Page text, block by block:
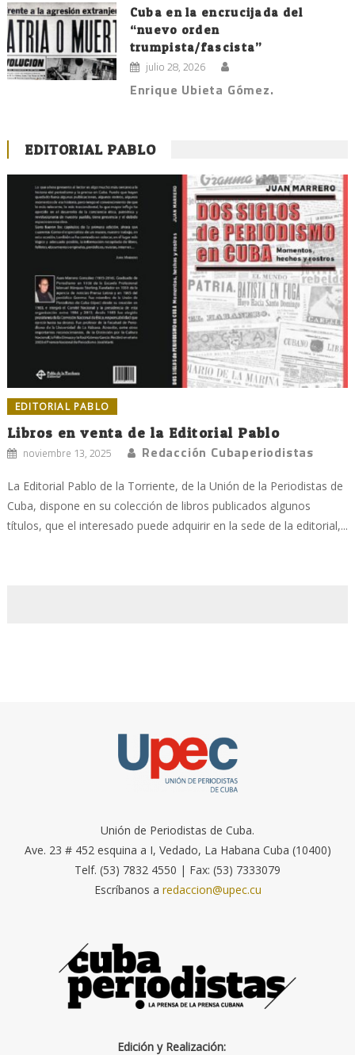
Cuba en la encrucijada del
“nuevo orden
trumpista/fascista”
julio 28, 2026
Enrique Ubieta Gómez.
EDITORIAL PABLO
EDITORIAL PABLO
Libros en venta de la Editorial Pablo
noviembre 13, 2025 Redacción Cubaperiodistas
La Editorial Pablo de la Torriente, de la Unión de la Periodistas de
Cuba, dispone en su colección de libros publicados algunos
títulos, que el interesado puede adquirir en la sede de la editorial,...
Unión de Periodistas de Cuba.
Ave. 23 # 452 esquina a I, Vedado, La Habana Cuba (10400)
Telf. (53) 7832 4550 | Fax: (53) 7333079
Escríbanos a redaccion@upec.cu
Edición y Realización: